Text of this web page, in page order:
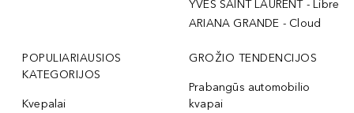
YVES SAINT LAURENT - Libre
ARIANA GRANDE - Cloud
POPULIARIAUSIOS
KATEGORIJOS
Kvepalai
GROŽIO TENDENCIJOS
Prabangūs automobilio
kvapai